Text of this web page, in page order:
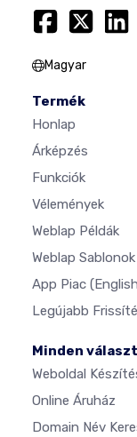
Magyar
Termék
Honlap
Árképzés
Funkciók
Vélemények
Weblap Példák
Weblap Sablonok
App Piac
Legújabb
Minden
Weboldal
Online Áruház
Domain Név